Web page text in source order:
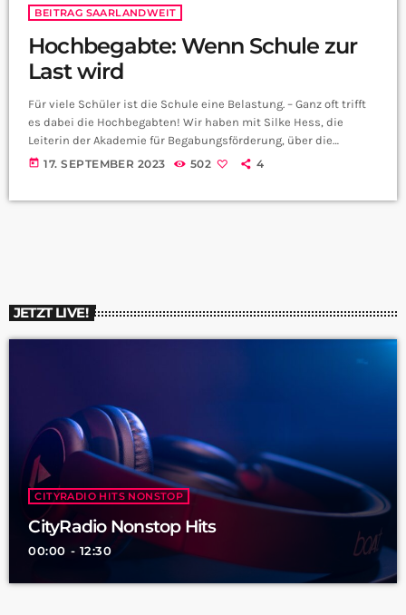
BEITRAG SAARLANDWEIT
Hochbegabte: Wenn Schule zur
Last wird
Für viele Schüler ist die Schule eine Belastung. – Ganz oft trifft
es dabei die Hochbegabten! Wir haben mit Silke Hess, die
Leiterin der Akademie für Begabungsförderung, über die
Probleme von Hochbegabten Kindern im Schulalltag
today 17. SEPTEMBER 2023 502 4
JETZT LIVE!
CITYRADIO HITS NONSTOP
CityRadio Nonstop Hits
00:00 - 12:30